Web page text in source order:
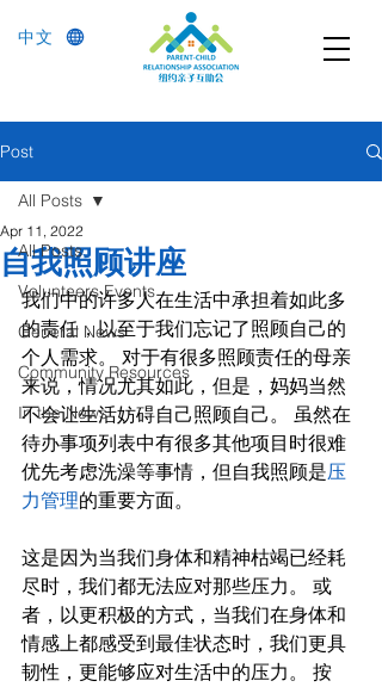
中文
Post
All Posts
Volunteers Events
General News
Community Resources
In the News
All Posts
自我照顾讲座
Apr 11, 2022
我们中的许多人在生活中承担着如此多
的责任，以至于我们忘记了照顾自己的
个人需求。 对于有很多照顾责任的母亲
来说，情况尤其如此，但是，妈妈当然
不会让生活妨碍自己照顾自己。 虽然在
待办事项列表中有很多其他项目时很难
优先考虑洗澡等事情，但自我照顾是压
力管理的重要方面。
这是因为当我们身体和精神枯竭已经耗
尽时，我们都无法应对那些压力。 或
者，以更积极的方式，当我们在身体和
情感上都感受到最佳状态时，我们更具
韧性，更能够应对生活中的压力。 按